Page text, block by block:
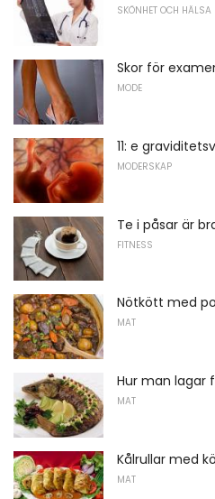
SKÖNHET OCH HÄLSA
Skor för
MODE
11: e
MODERSKAP
Te i påsar är
FITNESS
Nötkött med
MAT
Hur man lagar
MAT
Kålrullar med
MAT